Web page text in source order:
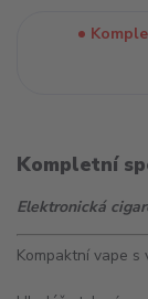
Kompletní
Elektronická
Kompaktní vape s